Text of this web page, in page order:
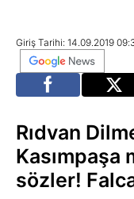
Giriş Tarihi: 14.09.2019
Rıdvan
Kasımpaşa
sözler!